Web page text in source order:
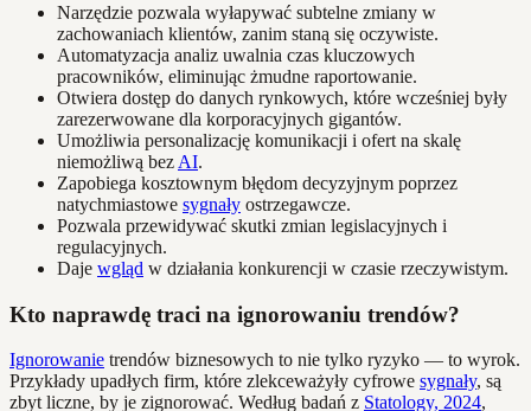
Narzędzie pozwala wyłapywać subtelne zmiany w
zachowaniach klientów, zanim staną się oczywiste.
Automatyzacja analiz uwalnia czas kluczowych
pracowników, eliminując żmudne raportowanie.
Otwiera dostęp do danych rynkowych, które wcześniej były
zarezerwowane dla korporacyjnych gigantów.
Umożliwia personalizację komunikacji i ofert na skalę
niemożliwą bez AI.
Zapobiega kosztownym błędom decyzyjnym poprzez
natychmiastowe sygnały ostrzegawcze.
Pozwala przewidywać skutki zmian legislacyjnych i
regulacyjnych.
Daje wgląd w działania konkurencji w czasie rzeczywistym.
Kto naprawdę traci na ignorowaniu trendów?
Ignorowanie trendów biznesowych to nie tylko ryzyko — to wyrok.
Przykłady upadłych firm, które zlekceważyły cyfrowe sygnały, są
zbyt liczne, by je zignorować. Według badań z Statology, 2024,